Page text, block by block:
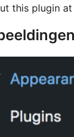
this plugin at